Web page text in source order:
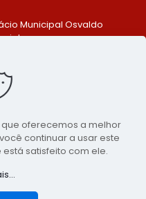
Municipal Osvaldo
CEP: 553370-128
99548-1569
de Comunicação da
do Una - PE
- Agência Digital
oferecemos a melhor
continuar a usar este
satisfeito com ele.